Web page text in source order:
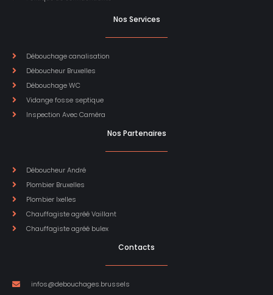
Nos Services
Débouchage canalisation
Déboucheur Bruxelles
Débouchage WC
Vidange fosse septique
Inspection Avec Caméra
Nos Partenaires
Déboucheur André
Plombier Bruxelles
Plombier Ixelles
Chauffagiste agréé Vaillant
Chauffagiste agréé bulex
Contacts
infos@debouchages.brussels